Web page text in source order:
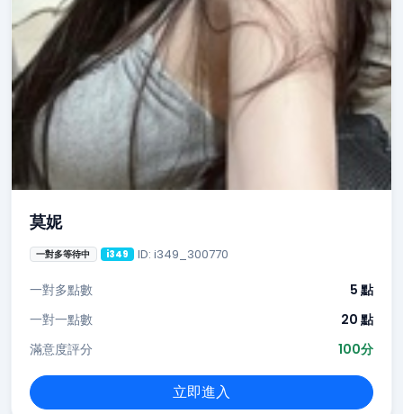
莫妮
一對多等待中 i349 ID: i349_300770
一對多點數
5 點
一對一點數
20 點
滿意度評分
100分
立即進入